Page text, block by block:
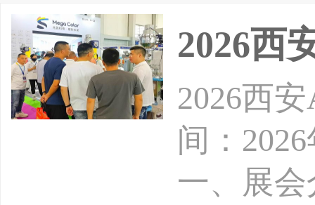
天然气
核心客
2026西
2026西
间：
一、展